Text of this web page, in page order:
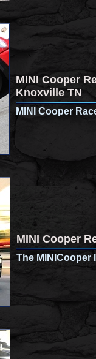
MINI Cooper
Knoxville TN
MINI Cooper
MINI Cooper
The MINICooper